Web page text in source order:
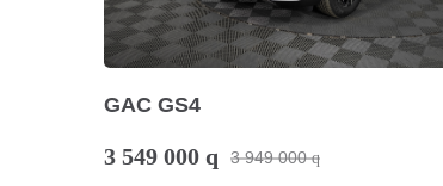
GAC GS4
3 549 000 q 3 949 000 q